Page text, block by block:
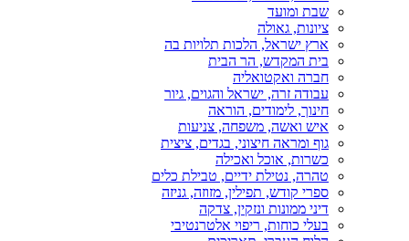
שבת ומועד
ציונות, גאולה
ארץ ישראל, הלכות תלויות בה
בית המקדש, הר הבית
חברה ואקטואליה
עבודה זרה, ישראל והגוים, גיור
חינוך, לימודים, הוראה
איש ואשה, משפחה, צניעות
גוף ומראה חיצוני, בגדים, ציצית
כשרות, אוכל ואכילה
טהרה, נטילת ידיים, טבילת כלים
ספרי קודש, תפילין, מזוזה, גניזה
דיני ממונות ונזקין, צדקה
בעלי כוחות, ריפוי אלטרנטיבי